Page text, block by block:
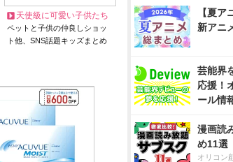
天使級に可愛い子供たち
ペットと子供の仲良しショッ
ト他、SNS話題キッズまとめ
【夏
新アニ
芸能界
応援！
ール情
漫画読
め11選
オリコン